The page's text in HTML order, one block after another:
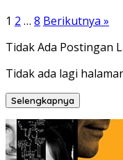
1 2 … 8 Berikutnya »
Tidak Ada Postingan
Tidak ada lagi
Selengkapnya